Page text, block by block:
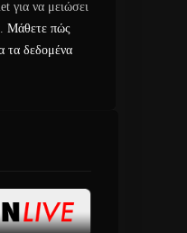
για να μειώσει
Μάθετε πώς
τα δεδομένα